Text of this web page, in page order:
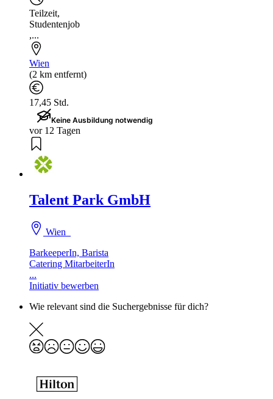
Teilzeit,
Studentenjob
,...
Wien
(2 km entfernt)
17,45 Std.
Keine Ausbildung notwendig
vor 12 Tagen
Talent Park GmbH
Wien
BarkeeperIn, Barista
Catering MitarbeiterIn
...
Initiativ bewerben
Wie relevant sind die Suchergebnisse für dich?